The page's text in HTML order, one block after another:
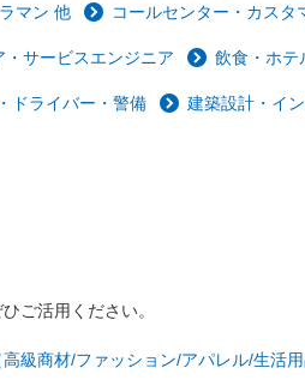
マン 他 コールセンター・カスタ
サービスエンジニア 飲食・ホテ
ドライバー・警備 建築設計・イ
ご活用ください。
級商材/ファッション/アパレル/生活